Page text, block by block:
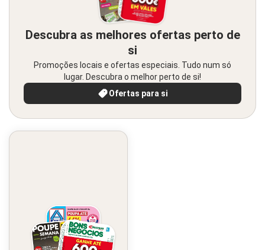
Descubra as melhores ofertas perto de
si
Promoções locais e ofertas especiais. Tudo num só
lugar. Descubra o melhor perto de si!
Ofertas para si